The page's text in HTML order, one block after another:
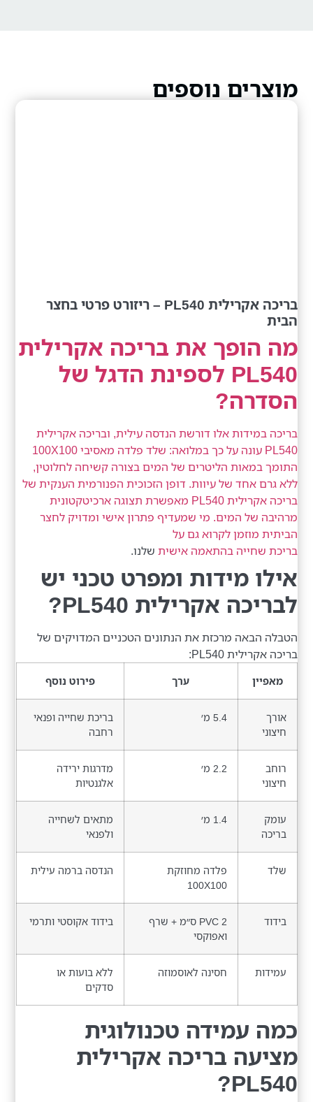
מוצרים נוספים
בריכה אקרילית PL540 – ריזורט פרטי בחצר
הבית
מה הופך את בריכה אקרילית
PL540 לספינת הדגל של
הסדרה?
בריכה במידות אלו דורשת הנדסה עילית, ובריכה אקרילית
PL540 עונה על כך במלואה: שלד פלדה מאסיבי 100X100
התומך במאות הליטרים של המים בצורה קשיחה לחלוטין,
ללא גרם אחד של עיוות. דופן הזכוכית הפנורמית הענקית של
בריכה אקרילית PL540 מאפשרת תצוגה ארכיטקטונית
מרהיבה של המים. מי שמעדיף פתרון אישי ומדויק לחצר
הביתית מוזמן לקרוא גם על
בריכת שחייה בהתאמה אישית שלנו.
אילו מידות ומפרט טכני יש
לבריכה אקרילית PL540?
הטבלה הבאה מרכזת את הנתונים הטכניים המדויקים של
בריכה אקרילית PL540:
מאפיין ערך פירוט נוסף
אורך
חיצוני
5.4 מ׳
בריכת שחייה ופנאי
רחבה
רוחב
חיצוני
2.2 מ׳
מדרגות ירידה
אלגנטיות
עומק
בריכה
1.4 מ׳
מתאים לשחייה
ולפנאי
שלד
פלדה מחוזקת
100X100
הנדסה ברמה עילית
בידוד
PVC 2 ס״מ + שרף
ואפוקסי
בידוד אקוסטי ותרמי
עמידות חסינה לאוסמוזה
ללא בועות או
סדקים
כמה עמידה טכנולוגית
מציעה בריכה אקרילית
PL540?